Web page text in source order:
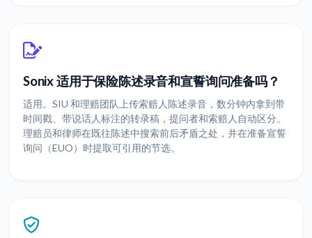
Sonix 适用于保险陈述录音和宣誓询问准备吗？
适用。SIU 和理赔团队上传索赔人陈述录音，数分钟内拿到带
时间戳、带说话人标注的转录稿，提问者和索赔人自动区分。
理赔员和律师在既往陈述中搜索前后矛盾之处，并在准备宣誓
询问（EUO）时提取可引用的节选。